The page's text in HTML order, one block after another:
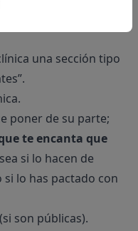
una sección tipo
poner de su parte;
te encanta que
si lo hacen de
lo has pactado con
(si son públicas).